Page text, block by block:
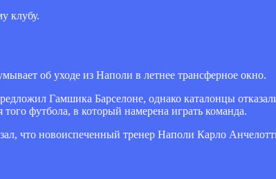
клубу.
об уходе из Наполи в летнее трансферное окно.
Гамшика Барселоне, однако каталонцы
футбола, в который намерена играть команда.
что новоиспеченный тренер Наполи Карло